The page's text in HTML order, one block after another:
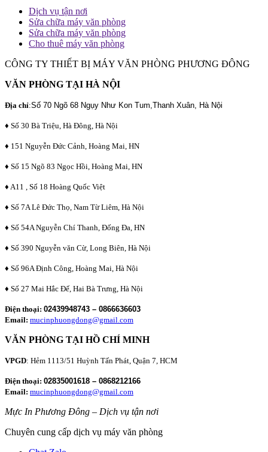
Dịch vụ tận nơi
Sửa chữa máy văn phòng
Sửa chữa máy văn phòng
Cho thuê máy văn phòng
CÔNG TY THIẾT BỊ MÁY VĂN PHÒNG PHƯƠNG ĐÔNG
VĂN PHÒNG TẠI HÀ NỘI
Địa chỉ:Số 70 Ngõ 68 Ngụy Như Kon Tum,Thanh Xuân, Hà Nội
♦ Số 30 Bà Triệu, Hà Đông, Hà Nội
♦ 151 Nguyễn Đức Cảnh, Hoàng Mai, HN
♦ Số 15 Ngõ 83 Ngọc Hồi, Hoàng Mai, HN
♦ A11 , Số 18 Hoàng Quốc Việt
♦ Số 7A Lê Đức Thọ, Nam Từ Liêm, Hà Nội
♦ Số 54A Nguyễn Chí Thanh, Đống Đa, HN
♦ Số 390 Nguyễn văn Cừ, Long Biên, Hà Nội
♦ Số 96A Định Công, Hoàng Mai, Hà Nội
♦ Số 27 Mai Hắc Đế, Hai Bà Trưng, Hà Nội
Điện thoại: 02439948743 – 0866636603
Email: mucinphuongdong@gmail.com
VĂN PHÒNG TẠI HỒ CHÍ MINH
VPGD: Hẻm 1113/51 Huỳnh Tấn Phát, Quận 7, HCM
Điện thoại: 02835001618 – 0868212166
Email: mucinphuongdong@gmail.com
Mực In Phương Đông – Dịch vụ tận nơi
Chuyên cung cấp dịch vụ máy văn phòng